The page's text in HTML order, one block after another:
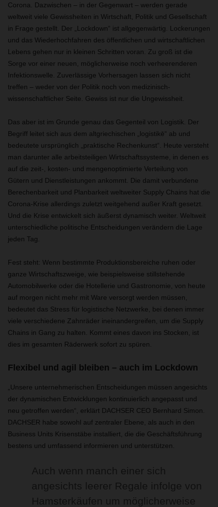
Corona. Dazwischen – in der Gegenwart – werden gerade
weltweit viele Gewissheiten in Wirtschaft, Politik und Gesellschaft
in Frage gestellt. Der „Lockdown“ ist allgegenwärtig. Lockerungen
und das Wiederhochfahren des öffentlichen und wirtschaftlichen
Lebens gehen nur in kleinen Schritten voran. Zu groß ist die
Sorge vor einer neuen, möglicherweise noch verheerenderen
Infektionswelle. Zuverlässige Vorhersagen lassen sich nicht
treffen – weder von der Politik noch von medizinisch-
wissenschaftlicher Seite. Gewiss ist nur die Ungewissheit.
Das aber ist im Grunde genau das Gegenteil von Logistik. Der
Begriff leitet sich aus dem altgriechischen „logistikē“ ab und
bedeutete ursprünglich „praktische Rechenkunst“. Heute versteht
man darunter alle arbeitsteiligen Wirtschaftssysteme, in denen es
auf die zeit-, kosten- und mengenoptimierte Verteilung von
Gütern und Dienstleistungen ankommt. Die damit verbundene
Berechenbarkeit und Planbarkeit weltweiter Supply Chains hat die
Corona-Krise allerdings zuletzt weitgehend außer Kraft gesetzt.
Und die Krise entwickelt sich äußerst dynamisch weiter. Weltweit
unterschiedliche politische Entscheidungen verändern die Lage
jeden Tag.
Fest steht: Wenn bestimmte Produktionsbereiche ruhen oder
ganze Wirtschaftszweige, wie beispielsweise stillstehende
Automobilwerke oder die Hotellerie und Gastronomie, von heute
auf morgen nicht mehr mit Ware versorgt werden müssen,
bedeutet das Stress für logistische Netzwerke, bei denen immer
viele verschiedene Zahnräder ineinandergreifen, um die Supply
Chains in Gang zu halten. Kommt eines davon ins Stocken, ist
dies im gesamten Räderwerk sofort zu spüren.
Flexibel und agil bleiben – auch im Lockdown
„Unsere unternehmerischen Entscheidungen müssen angesichts
der dynamischen Entwicklungen kontinuierlich angepasst und
neu getroffen werden“, erklärt DACHSER CEO Bernhard Simon.
DACHSER habe sowohl auf zentraler Ebene, als auch in den
Business Units Krisenstäbe installiert, die die Geschäftsführung
bestens und umfassend informieren und unterstützen.
Auch wenn manch einer sich
angesichts leerer Regale infolge von
Hamsterkäufen um möglicherweise